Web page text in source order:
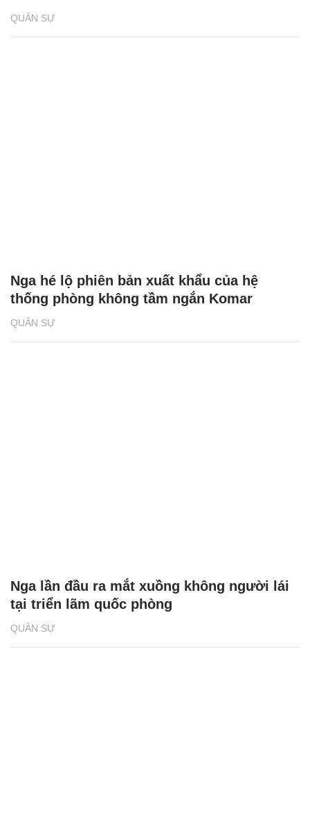
QUÂN SỰ
QUÂN SỰ
Nga hé lộ phiên bản xuất khẩu của hệ
thống phòng không tầm ngắn Komar
QUÂN SỰ
Nga lần đầu ra mắt xuồng không người lái
tại triển lãm quốc phòng